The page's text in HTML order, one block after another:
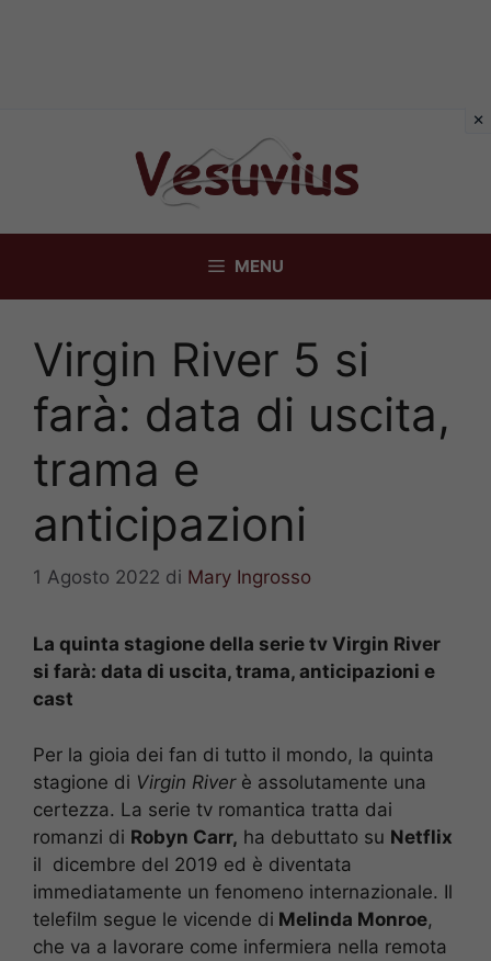
MENU
Virgin River 5 si
farà: data di uscita,
trama e
anticipazioni
1 Agosto 2022 di Mary Ingrosso
La quinta stagione della serie tv Virgin River
si farà: data di uscita, trama, anticipazioni e
cast
Per la gioia dei fan di tutto il mondo, la quinta
stagione di Virgin Riverè assolutamente una
certezza. La serie tv romantica tratta dai
romanzi di Robyn Carr, ha debuttato su Netflix
il dicembre del 2019 ed è diventata
immediatamente un fenomeno internazionale. Il
telefilm segue le vicende di Melinda Monroe,
che va a lavorare come infermiera nella remota